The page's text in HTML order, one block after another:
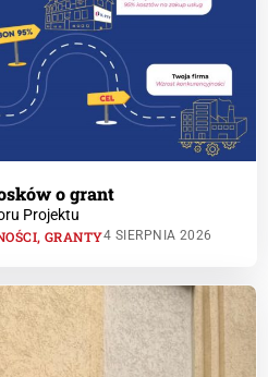
o grant
Projektu
, GRANTY4 SIERPNIA 2026